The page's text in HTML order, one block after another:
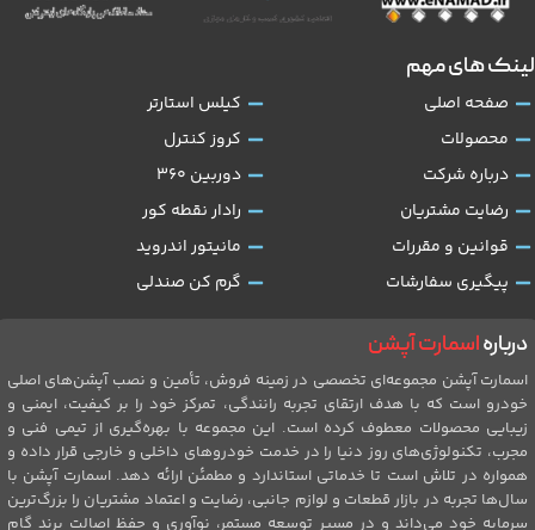
دربارهاسمارت آپشن
اسمارت آپشن مجموعه‌ای تخصصی در زمینه فروش، تأمین و نصب آپشن‌های اصلی
خودرو است که با هدف ارتقای تجربه رانندگی، تمرکز خود را بر کیفیت، ایمنی و
زیبایی محصولات معطوف کرده است. این مجموعه با بهره‌گیری از تیمی فنی و
مجرب، تکنولوژی‌های روز دنیا را در خدمت خودروهای داخلی و خارجی قرار داده و
همواره در تلاش است تا خدماتی استاندارد و مطمئن ارائه دهد. اسمارت آپشن با
سال‌ها تجربه در بازار قطعات و لوازم جانبی، رضایت و اعتماد مشتریان را بزرگ‌ترین
سرمایه خود می‌داند و در مسیر توسعه مستمر، نوآوری و حفظ اصالت برند گام
لینک های مهم
صفحه اصلی
محصولات
درباره شرکت
رضایت مشتریان
قوانین و مقررات
پیگیری سفارشات
کیلس استارتر
کروز کنترل
دوربین 360
رادار نقطه کور
مانیتور اندروید
گرم کن صندلی